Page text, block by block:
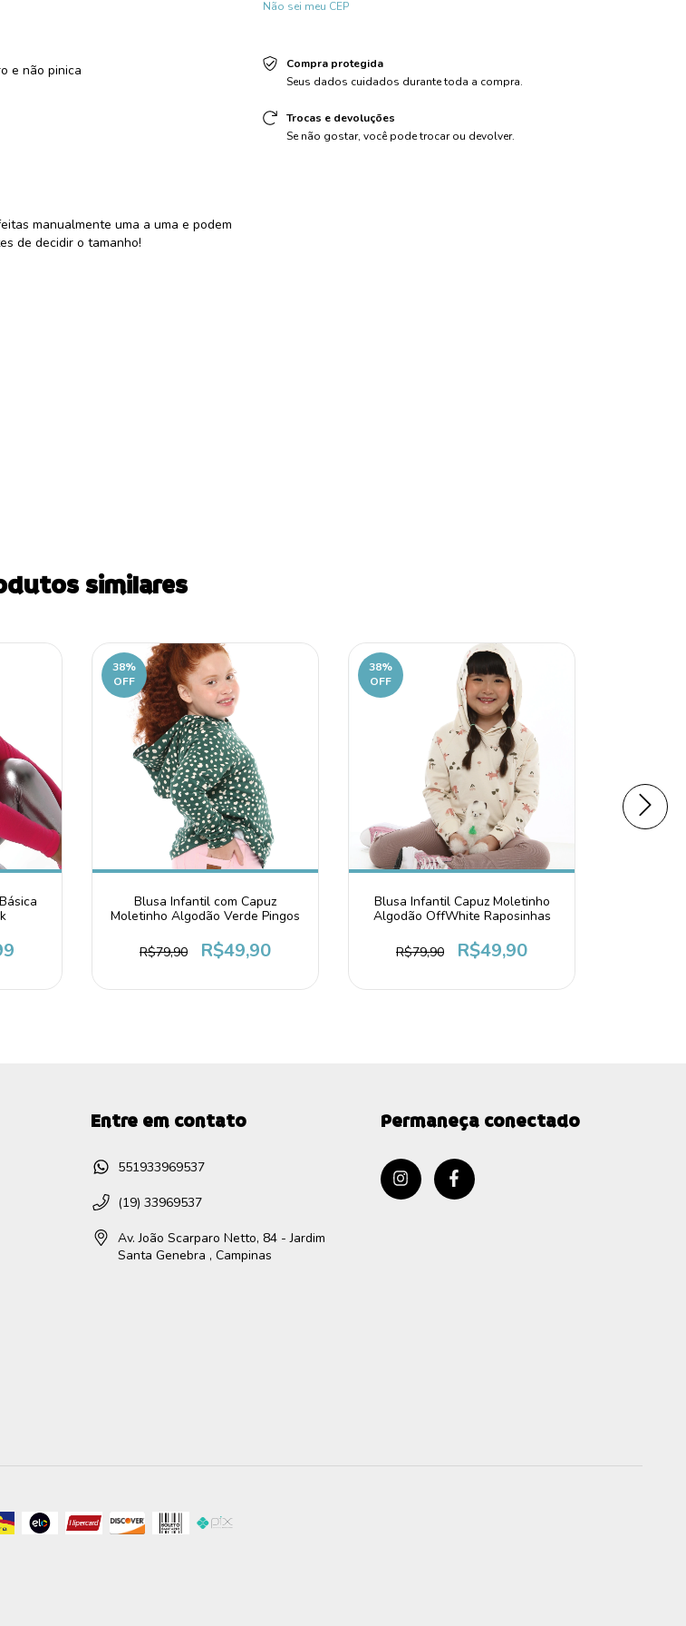
e não pinica
manualmente uma a uma e podem
de decidir o tamanho!
Não sei meu CEP
Compra protegida
Seus dados cuidados durante toda a compra.
Trocas e devoluções
Se não gostar, você pode trocar ou devolver.
similares
38%
OFF
Blusa Infantil com Capuz
Moletinho Algodão Verde Pingos
R$79,90 R$49,90
38%
OFF
Blusa Infantil Capuz Moletinho
Algodão OffWhite Raposinhas
R$79,90 R$49,90
Entre em contato
551933969537
(19) 33969537
Av. João Scarparo Netto, 84 - Jardim
Santa Genebra , Campinas
Permaneça conectado